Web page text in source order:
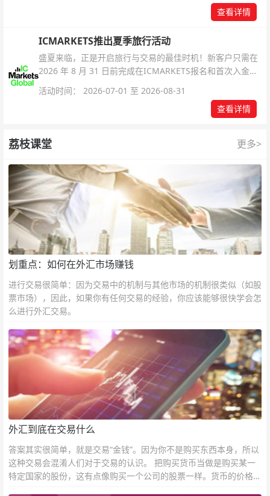
查看详情
ICMARKETS推出夏季旅行活动
盛夏来临，正是开启旅行与交易的最佳时机！新客户只需在
2026 年 8 月 31 日前完成在ICMARKETS报名和首次入金即
活动时间： 2026-07-01 至 2026-08-31
查看详情
荔枝课堂 更多>
划重点：如何在外汇市场赚钱
进行交易很简单：因为交易中的机制与其他市场的机制很类似（如股
票市场），因此，如果你有任何交易的经验，你应该能够很快学会怎
么进行外汇交易。
外汇到底在交易什么
答案其实很简单，就是交易“金钱”。因为你不是购买东西本身，所以
这种交易会混淆人们对于交易的认识。 把购买货币当做是购买某一
特定国家的股份，这有点像购买一个公司的股票一样。货币的价格直